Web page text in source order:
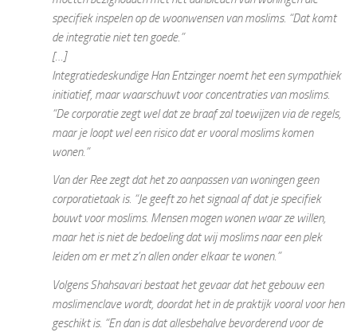
specifiek inspelen op de woonwensen van moslims. “Dat komt
de integratie niet ten goede.”
[…]
Integratiedeskundige Han Entzinger noemt het een sympathiek
initiatief, maar waarschuwt voor concentraties van moslims.
“De corporatie zegt wel dat ze braaf zal toewijzen via de regels,
maar je loopt wel een risico dat er vooral moslims komen
wonen.”
Van der Ree zegt dat het zo aanpassen van woningen geen
corporatietaak is. “Je geeft zo het signaal af dat je specifiek
bouwt voor moslims. Mensen mogen wonen waar ze willen,
maar het is niet de bedoeling dat wij moslims naar een plek
leiden om er met z’n allen onder elkaar te wonen.”
Volgens Shahsavari bestaat het gevaar dat het gebouw een
moslimenclave wordt, doordat het in de praktijk vooral voor hen
geschikt is. “En dan is dat allesbehalve bevorderend voor de